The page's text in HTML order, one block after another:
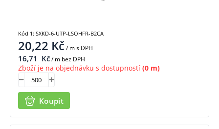
20,22 Kč/ ms DPH
16,71 Kč/ m bez DPH
Zboží je na objednávku s dostupností (0 m)
Koupit
Kód 1: SXKD-6-UTP-LSOHFR-B2CA